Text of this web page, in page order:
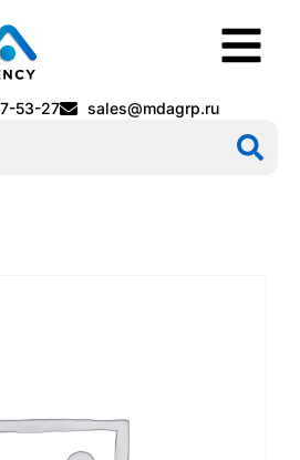
53-27 sales@mdagrp.ru